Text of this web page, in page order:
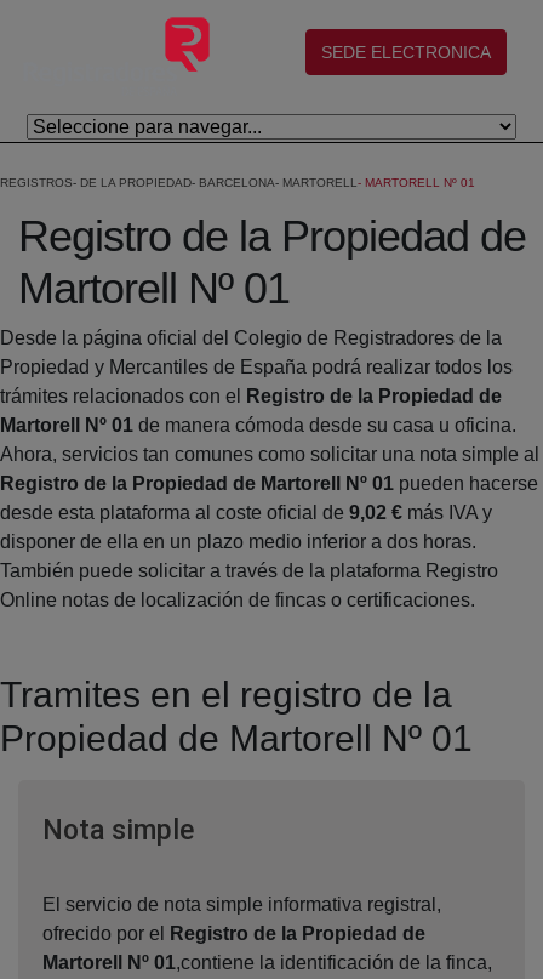
Saltar al contenido principal
(abre en nueva ventana)
SEDE ELECTRONICA
REGISTROS DE LA PROPIEDAD BARCELONA MARTORELL MARTORELL Nº 01
Registro de la Propiedad de
Martorell Nº 01
Desde la página oficial del Colegio de Registradores de la
Propiedad y Mercantiles de España podrá realizar todos los
trámites relacionados con el
Registro de la Propiedad de
Martorell Nº 01 de manera cómoda desde su casa u oficina.
Ahora, servicios tan comunes como solicitar una nota simple al
Registro de la Propiedad de Martorell Nº 01 pueden hacerse
desde esta plataforma al coste oficial de 9,02 € más IVA y
disponer de ella en un plazo medio inferior a dos horas.
También puede solicitar a través de la plataforma Registro
Online notas de localización de fincas o certificaciones.
Tramites en el registro de la
Propiedad de Martorell Nº 01
Nota simpleVentana nueva
El servicio de nota simple informativa registral,
ofrecido por el
Registro de la Propiedad de
Martorell Nº 01,contiene la identificación de la finca,